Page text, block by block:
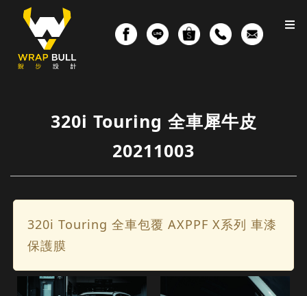
320i Touring 全車犀牛皮
20211003
320i Touring 全車包覆 AXPPF X系列 車漆
保護膜